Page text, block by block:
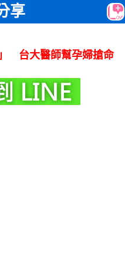
享
台大醫師幫孕婦搶命